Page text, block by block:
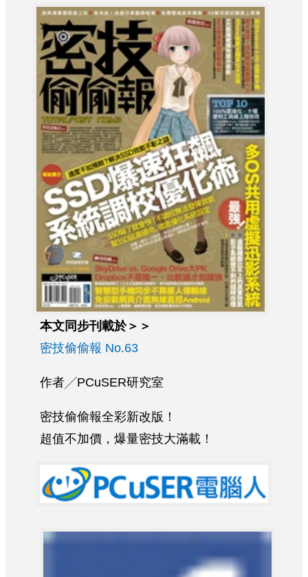
本文同步刊載於＞＞
密技偷偷報 No.63
作者╱PCuSER研究室
密技偷偷報全彩新改版！
超值不加價，爆量密技大滿載！